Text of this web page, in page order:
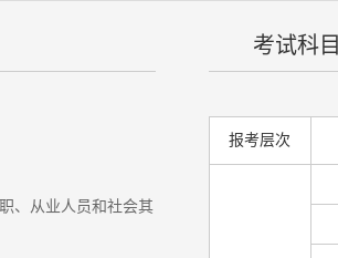
、从业人员和社会其
考试科目
报考层次